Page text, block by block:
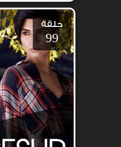
حلقة
99